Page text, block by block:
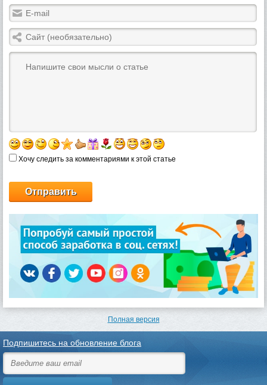
Хочу следить за комментариями к этой статье
Полная версия
Подпишитесь на обновление блога